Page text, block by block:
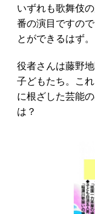
いずれも歌舞伎
番の演目ですの
とができるはず。
役者さんは藤野
子どもたち。こ
に根ざした芸能
は？